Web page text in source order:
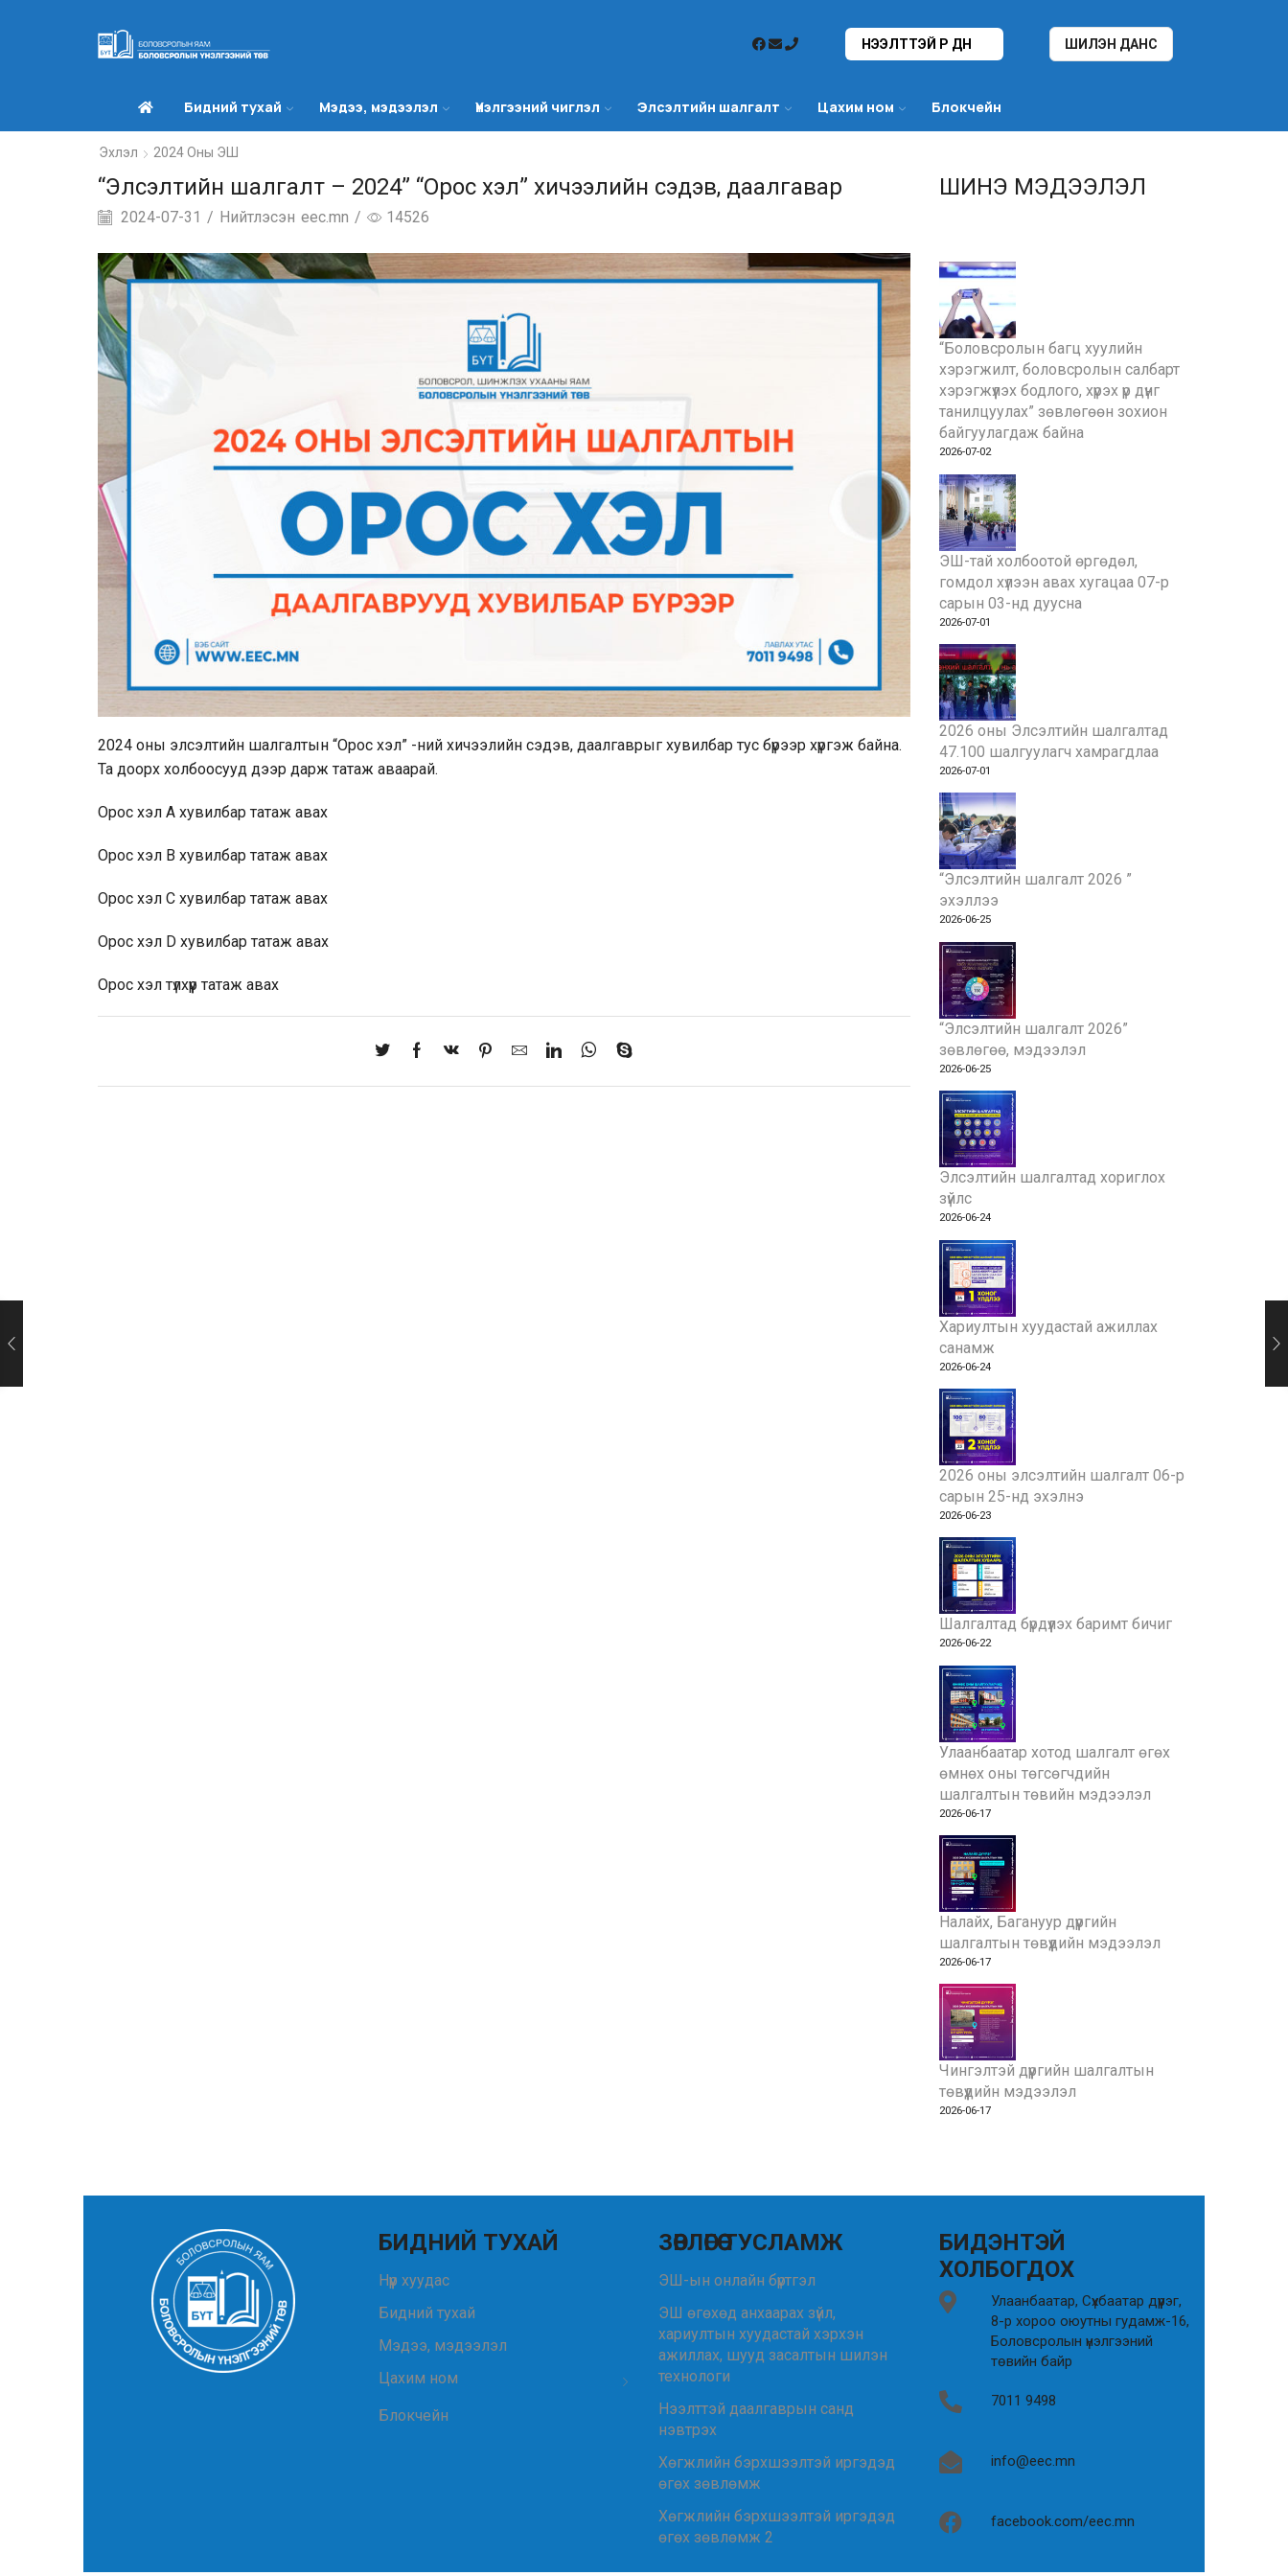
НЭЭЛТТЭЙ ҮР ДҮН ШИЛЭН ДАНС
Бидний тухай Мэдээ, мэдээлэл Үнэлгээний чиглэл Элсэлтийн шалгалт Цахим ном Блокчейн
Эхлэл 2024 Оны ЭШ
“Элсэлтийн шалгалт – 2024” “Орос хэл” хичээлийн сэдэв, даалгавар
2024-07-31 / Нийтлэсэн eec.mn / 14526
2024 оны элсэлтийн шалгалтын “Орос хэл” -ний хичээлийн сэдэв, даалгаврыг хувилбар тус бүрээр хүргэж байна.
Та доорх холбоосууд дээр дарж татаж аваарай.
Орос хэл А хувилбар татаж авах
Орос хэл В хувилбар татаж авах
Орос хэл С хувилбар татаж авах
Орос хэл D хувилбар татаж авах
Орос хэл түлхүүр татаж авах
ШИНЭ МЭДЭЭЛЭЛ
“Боловсролын багц хуулийн
хэрэгжилт, боловсролын салбарт
хэрэгжүүлэх бодлого, хүрэх үр дүнг
танилцуулах” зөвлөгөөн зохион
байгуулагдаж байна
2026-07-02
ЭШ-тай холбоотой өргөдөл,
гомдол хүлээн авах хугацаа 07-р
сарын 03-нд дуусна
2026-07-01
2026 оны Элсэлтийн шалгалтад
47.100 шалгуулагч хамрагдлаа
2026-07-01
“Элсэлтийн шалгалт 2026 ”
эхэллээ
2026-06-25
“Элсэлтийн шалгалт 2026”
зөвлөгөө, мэдээлэл
2026-06-25
Элсэлтийн шалгалтад хориглох
зүйлс
2026-06-24
Хариултын хуудастай ажиллах
санамж
2026-06-24
2026 оны элсэлтийн шалгалт 06-р
сарын 25-нд эхэлнэ
2026-06-23
Шалгалтад бүрдүүлэх баримт бичиг
2026-06-22
Улаанбаатар хотод шалгалт өгөх
өмнөх оны төгсөгчдийн
шалгалтын төвийн мэдээлэл
2026-06-17
Налайх, Багануур дүүргийн
шалгалтын төвүүдийн мэдээлэл
2026-06-17
Чингэлтэй дүүргийн шалгалтын
төвүүдийн мэдээлэл
2026-06-17
БИДНИЙ ТУХАЙ
Нүүр хуудас
Бидний тухай
Мэдээ, мэдээлэл
Цахим ном
Блокчейн
ЗӨВЛӨГӨӨ ТУСЛАМЖ
ЭШ-ын онлайн бүртгэл
ЭШ өгөхөд анхаарах зүйл,
хариултын хуудастай хэрхэн
ажиллах, шууд засалтын шилэн
технологи
Нээлттэй даалгаврын санд
нэвтрэх
Хөгжлийн бэрхшээлтэй иргэдэд
өгөх зөвлөмж
Хөгжлийн бэрхшээлтэй иргэдэд
өгөх зөвлөмж 2
БИДЭНТЭЙ
ХОЛБОГДОХ
Улаанбаатар, Сүхбаатар дүүрэг,
8-р хороо оюутны гудамж-16,
Боловсролын үнэлгээний
төвийн байр
7011 9498
info@eec.mn
facebook.com/eec.mn